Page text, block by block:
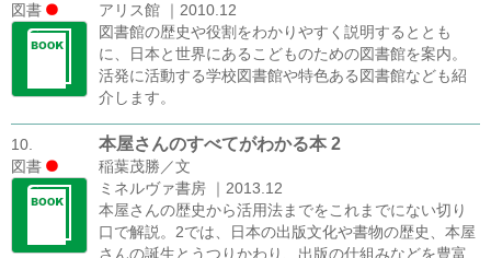
図書
アリス館 ｜2010.12
図書館の歴史や役割をわかりやすく説明するととも
に、日本と世界にあるこどものための図書館を案内。
活発に活動する学校図書館や特色ある図書館なども紹
介します。
10.
図書
本屋さんのすべてがわかる本 2
稲葉茂勝／文
ミネルヴァ書房 ｜2013.12
本屋さんの歴史から活用法までをこれまでにない切り
口で解説。2では、日本の出版文化や書物の歴史、本屋
さんの誕生とうつりかわり、出版の仕組みなどを豊富